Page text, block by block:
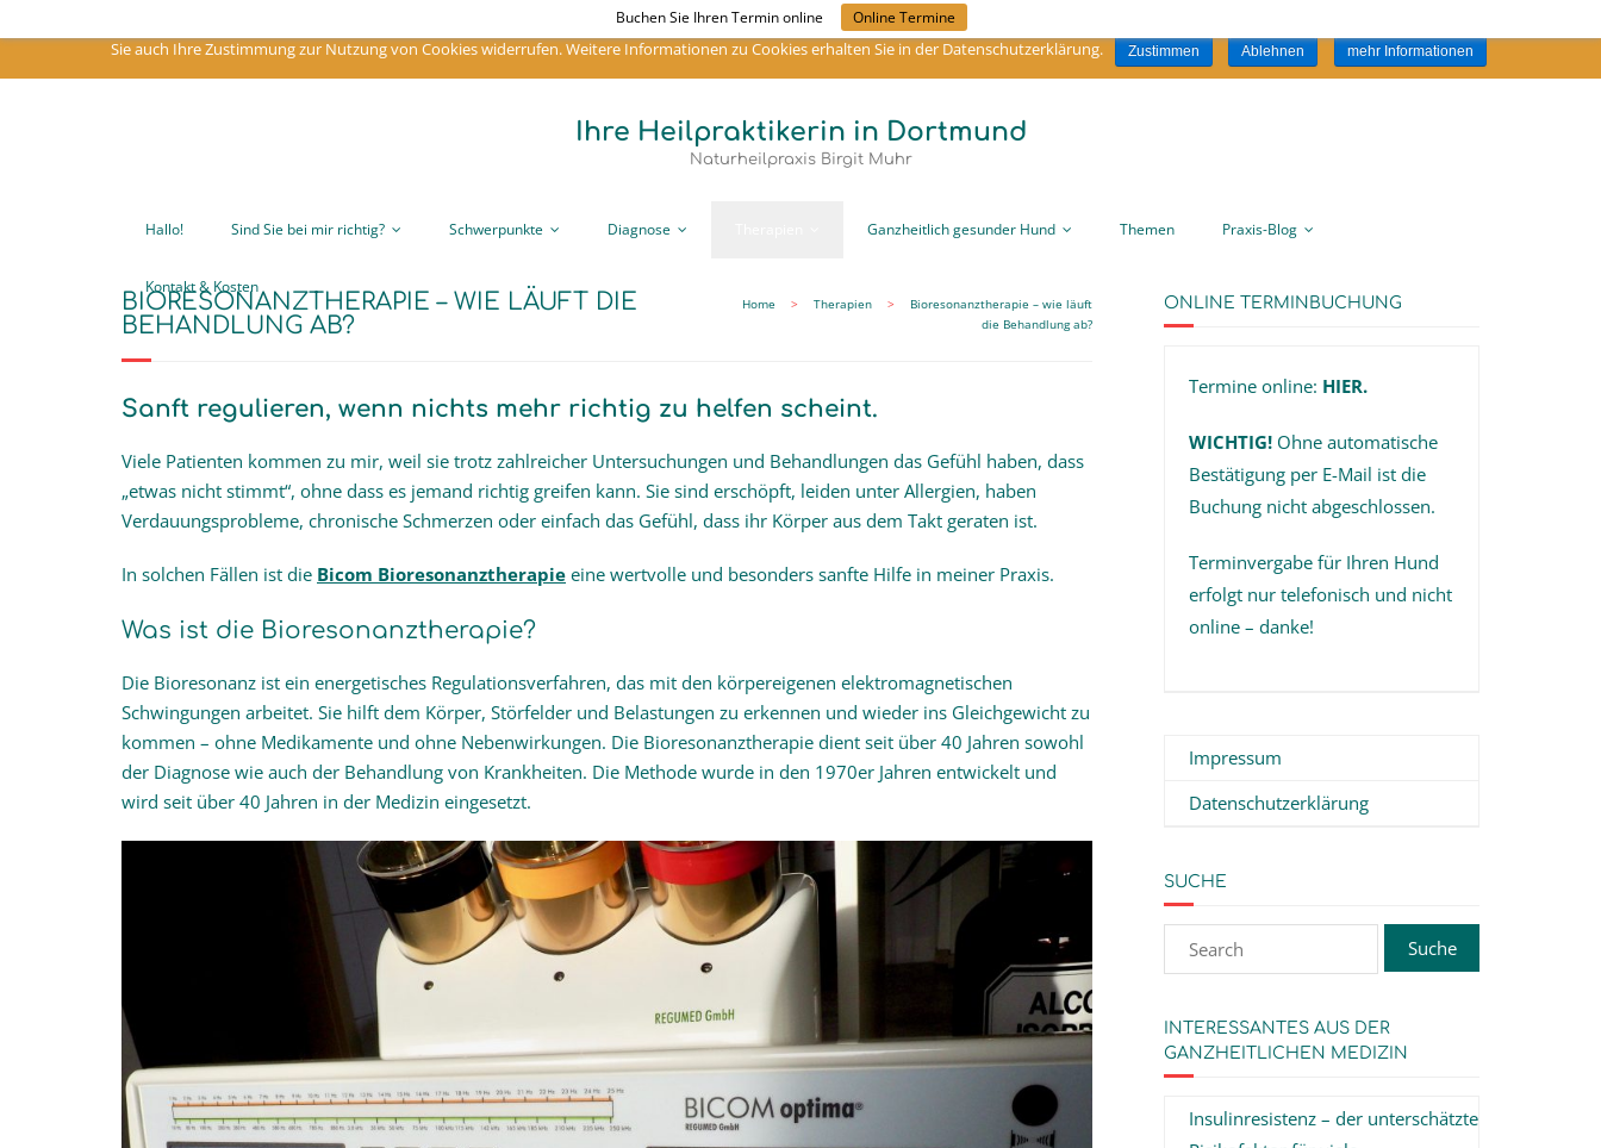
Buchen Sie Ihren Termin online Online Termine
Folgen Sie mir:
Ihre Heilpraktikerin in Dortmund
Naturheilpraxis Birgit Muhr
Hallo! Sind Sie bei mir richtig? Schwerpunkte Diagnose Ganzheitlich gesunder Hund Themen Praxis-Blog
Kontakt & Kosten
BIORESONANZTHERAPIE – WIE LÄUFT DIE
BEHANDLUNG AB?
Home > Therapien >
Bioresonanztherapie – wie läuft
die Behandlung ab?
Sanft regulieren, wenn nichts mehr richtig zu helfen scheint.
Viele Patienten kommen zu mir, weil sie trotz zahlreicher Untersuchungen und Behandlungen das Gefühl haben, dass
„etwas nicht stimmt“, ohne dass es jemand richtig greifen kann. Sie sind erschöpft, leiden unter Allergien, haben
Verdauungsprobleme, chronische Schmerzen oder einfach das Gefühl, dass ihr Körper aus dem Takt geraten ist.
In solchen Fällen ist die Bicom Bioresonanztherapie eine wertvolle und besonders sanfte Hilfe in meiner Praxis.
Was ist die Bioresonanztherapie?
Die Bioresonanz ist ein energetisches Regulationsverfahren, das mit den körpereigenen elektromagnetischen
Schwingungen arbeitet. Sie hilft dem Körper, Störfelder und Belastungen zu erkennen und wieder ins Gleichgewicht zu
kommen – ohne Medikamente und ohne Nebenwirkungen. Die Bioresonanztherapie dient seit über 40 Jahren sowohl
der Diagnose wie auch der Behandlung von Krankheiten. Die Methode wurde in den 1970er Jahren entwickelt und
wird seit über 40 Jahren in der Medizin eingesetzt.
ONLINE TERMINBUCHUNG
Termine online: HIER.
WICHTIG! Ohne automatische
Bestätigung per E-Mail ist die
Buchung nicht abgeschlossen.
Terminvergabe für Ihren Hund
erfolgt nur telefonisch und nicht
online – danke!
Impressum
Datenschutzerklärung
SUCHE
INTERESSANTES AUS DER
GANZHEITLICHEN MEDIZIN
Insulinresistenz – der unterschätzte
Um meine Webseite für Sie optimal zu gestalten und fortlaufend verbessern zu können, verwende ich Cookies. Durch die weitere Nutzung der Webseite stimmen Sie der Verwendung von Cookies zu. An dieser Stelle können
Sie auch Ihre Zustimmung zur Nutzung von Cookies widerrufen. Weitere Informationen zu Cookies erhalten Sie in der Datenschutzerklärung.
Zustimmen Ablehnen mehr Informationen